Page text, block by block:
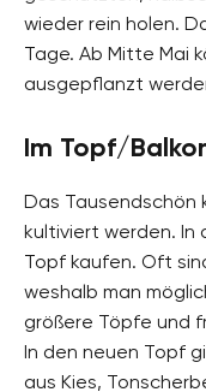
wieder rein holen.
Tage. Ab Mitte Mai
ausgepflanzt
Im Topf/
Das Tausendschön
kultiviert werden. In
Topf kaufen. Oft
weshalb man
größere Töpfe und
In den neuen Topf
aus Kies,